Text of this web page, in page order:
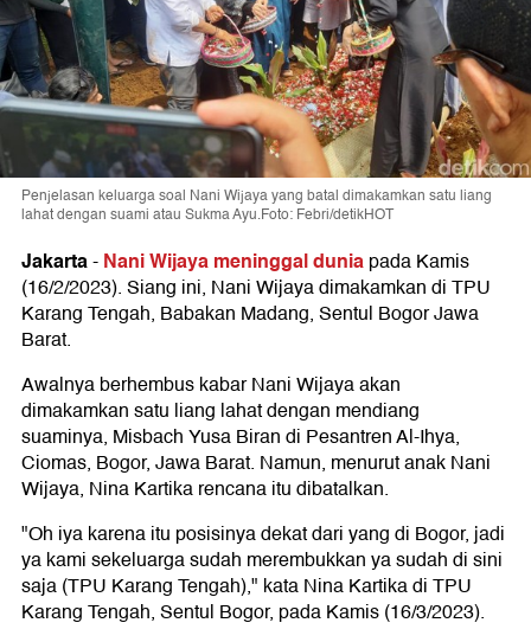
Penjelasan keluarga soal Nani Wijaya yang batal dimakamkan satu liang
lahat dengan suami atau Sukma Ayu.Foto: Febri/detikHOT
Jakarta-Nani Wijaya meninggal duniapada Kamis
(16/2/2023). Siang ini, Nani Wijaya dimakamkan di TPU
Karang Tengah, Babakan Madang, Sentul Bogor Jawa
Barat.
Awalnya berhembus kabar Nani Wijaya akan
dimakamkan satu liang lahat dengan mendiang
suaminya, Misbach Yusa Biran di Pesantren Al-Ihya,
Ciomas, Bogor, Jawa Barat. Namun, menurut anak Nani
Wijaya, Nina Kartika rencana itu dibatalkan.
"Oh iya karena itu posisinya dekat dari yang di Bogor, jadi
ya kami sekeluarga sudah merembukkan ya sudah di sini
saja (TPU Karang Tengah)," kata Nina Kartika di TPU
Karang Tengah, Sentul Bogor, pada Kamis (16/3/2023).